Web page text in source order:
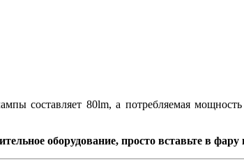
составляет 80lm, а потребляемая
оборудование, просто вставьте в